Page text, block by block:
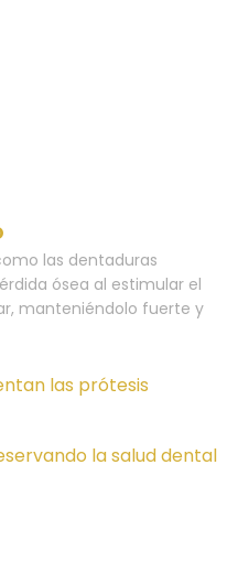
las dentaduras
ósea al estimular el
manteniéndolo fuerte y
las prótesis
la salud dental